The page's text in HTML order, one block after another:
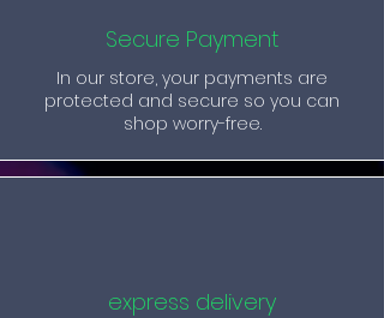
Secure Payment
In our store, your payments are
protected and secure so you can
shop worry-free.
express delivery